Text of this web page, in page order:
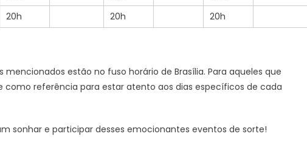
20h 20h 20h
estão no fuso horário de Brasília. Para aqueles que
como referência para estar atento aos dias específicos de cada
sonhar e participar desses emocionantes eventos de sorte!